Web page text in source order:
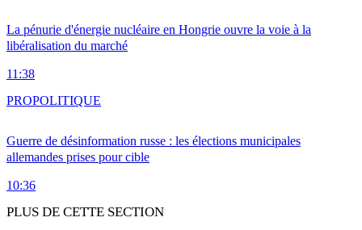
La pénurie d'énergie nucléaire en Hongrie ouvre la voie à la
libéralisation du marché
11:38
Guerre de désinformation russe : les élections municipales
allemandes prises pour cible
10:36
PROPOLITIQUE
PLUS DE CETTE SECTION